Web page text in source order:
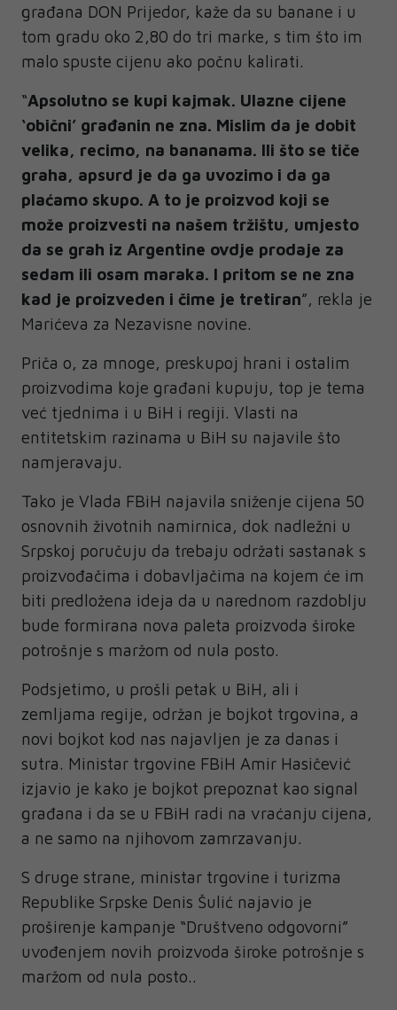
građana DON Prijedor, kaže da su banane i u
tom gradu oko 2,80 do tri marke, s tim što im
malo spuste cijenu ako počnu kalirati.
“Apsolutno se kupi kajmak. Ulazne cijene
‘obični’ građanin ne zna. Mislim da je dobit
velika, recimo, na bananama. Ili što se tiče
graha, apsurd je da ga uvozimo i da ga
plaćamo skupo. A to je proizvod koji se
može proizvesti na našem tržištu, umjesto
da se grah iz Argentine ovdje prodaje za
sedam ili osam maraka. I pritom se ne zna
kad je proizveden i čime je tretiran”, rekla je
Marićeva za Nezavisne novine.
Priča o, za mnoge, preskupoj hrani i ostalim
proizvodima koje građani kupuju, top je tema
već tjednima i u BiH i regiji. Vlasti na
entitetskim razinama u BiH su najavile što
namjeravaju.
Tako je Vlada FBiH najavila sniženje cijena 50
osnovnih životnih namirnica, dok nadležni u
Srpskoj poručuju da trebaju održati sastanak s
proizvođačima i dobavljačima na kojem će im
biti predložena ideja da u narednom razdoblju
bude formirana nova paleta proizvoda široke
potrošnje s maržom od nula posto.
Podsjetimo, u prošli petak u BiH, ali i
zemljama regije, održan je bojkot trgovina, a
novi bojkot kod nas najavljen je za danas i
sutra. Ministar trgovine FBiH Amir Hasičević
izjavio je kako je bojkot prepoznat kao signal
građana i da se u FBiH radi na vraćanju cijena,
a ne samo na njihovom zamrzavanju.
S druge strane, ministar trgovine i turizma
Republike Srpske Denis Šulić najavio je
proširenje kampanje “Društveno odgovorni”
uvođenjem novih proizvoda široke potrošnje s
maržom od nula posto..